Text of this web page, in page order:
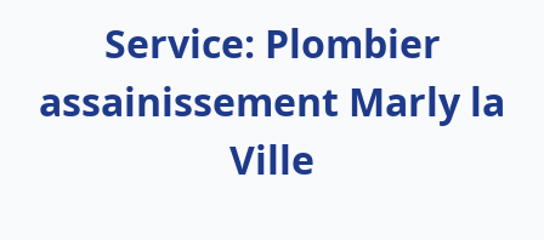
Service: Plombier
assainissement Marly la
Ville